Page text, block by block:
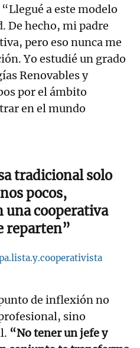
a este modelo
De hecho, mi padre
pero eso nunca me
Yo estudié un grado
Renovables y
por el ámbito
en el mundo
tradicional solo
pocos,
una cooperativa
reparten”
de inflexión no
sino
“No tener un jefe y